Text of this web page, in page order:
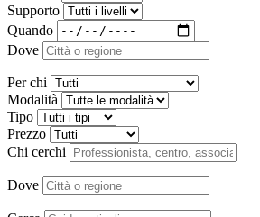
Supporto
Quando
Dove
Per chi
Modalità
Tipo
Prezzo
Chi cerchi
Dove